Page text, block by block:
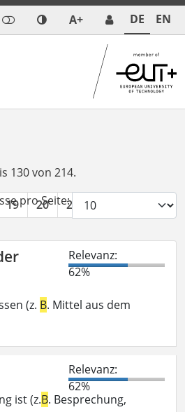
A+ DE EN
130 von 214.
19 20 21
pro Seite:
Relevanz:
62%
(z. B. Mittel aus dem
Relevanz:
62%
ist (z.B. Besprechung,